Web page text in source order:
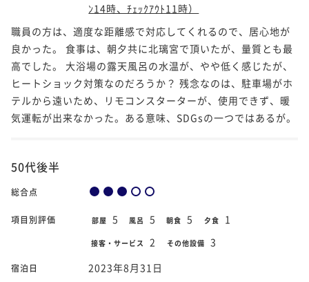
ﾝ14時、ﾁｪｯｸｱｳﾄ11時）
職員の方は、適度な距離感で対応してくれるので、居心地が
良かった。 食事は、朝夕共に北璃宮で頂いたが、量質とも最
高でした。 大浴場の露天風呂の水温が、やや低く感じたが、
ヒートショック対策なのだろうか？ 残念なのは、駐車場がホ
テルから遠いため、リモコンスターターが、使用できず、暖
気運転が出来なかった。ある意味、SDGsの一つではあるが。
50代後半
総合点
項目別評価 部屋 5 風呂 5 朝食 5 夕食 1
接客・サービス 2 その他設備 3
宿泊日 2023年8月31日